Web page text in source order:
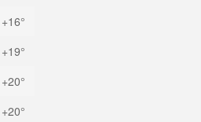
+16°
+19°
+20°
+20°